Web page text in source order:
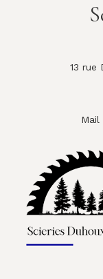
13 rue
Mail